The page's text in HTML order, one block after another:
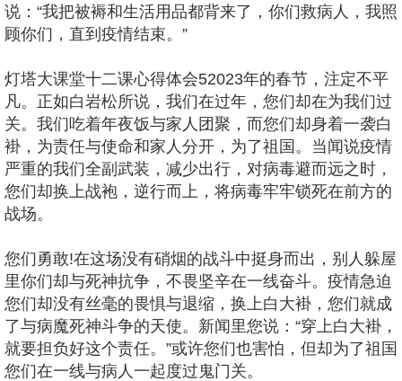
说：“我把被褥和生活用品都背来了，你们救病人，我照
顾你们，直到疫情结束。”
灯塔大课堂十二课心得体会52023年的春节，注定不平
凡。正如白岩松所说，我们在过年，您们却在为我们过
关。我们吃着年夜饭与家人团聚，而您们却身着一袭白
褂，为责任与使命和家人分开，为了祖国。当闻说疫情
严重的我们全副武装，减少出行，对病毒避而远之时，
您们却换上战袍，逆行而上，将病毒牢牢锁死在前方的
战场。
您们勇敢!在这场没有硝烟的战斗中挺身而出，别人躲屋
里你们却与死神抗争，不畏坚辛在一线奋斗。疫情急迫
您们却没有丝毫的畏惧与退缩，换上白大褂，您们就成
了与病魔死神斗争的天使。新闻里您说：“穿上白大褂，
就要担负好这个责任。”或许您们也害怕，但却为了祖国
您们在一线与病人一起度过鬼门关。